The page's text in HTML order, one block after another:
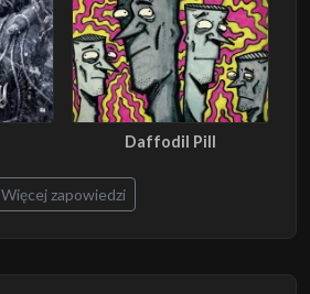
Daffodil Pill
Więcej zapowiedzi